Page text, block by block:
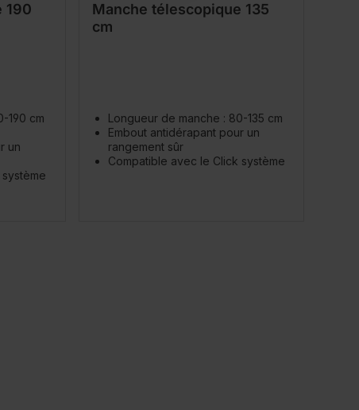
190
190 cm
un
Manche télescopique 135
cm
Longueur de manche : 80-135 cm
Embout antidérapant pour un
rangement sûr
Compatible avec le Click système